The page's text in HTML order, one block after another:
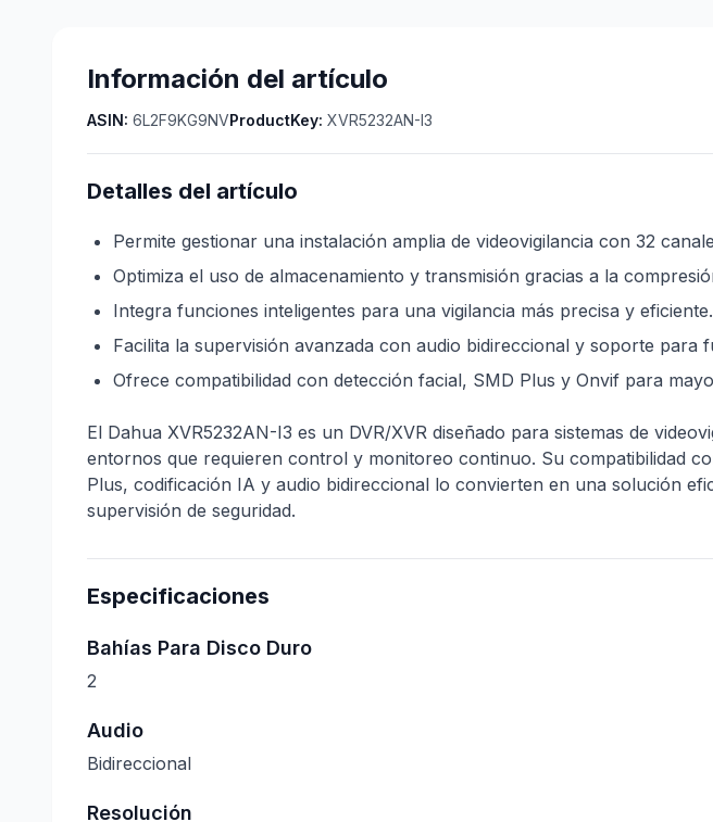
Información del artículo
ASIN: 6L2F9KG9NVProductKey: XVR5232AN-I3
Detalles del artículo
Permite gestionar una instalación amplia de videovigilancia con 32
Optimiza el uso de almacenamiento y transmisión gracias a la
Integra funciones inteligentes para una vigilancia más precisa y eficiente.
Facilita la supervisión avanzada con audio bidireccional y soporte para
Ofrece compatibilidad con detección facial, SMD Plus y Onvif para
El Dahua XVR5232AN-I3 es un DVR/XVR diseñado para sistemas de
entornos que requieren control y monitoreo continuo. Su compatibilidad
Plus, codificación IA y audio bidireccional lo convierten en una solución
supervisión de seguridad.
Especificaciones
Bahías Para Disco Duro
2
Audio
Bidireccional
Resolución